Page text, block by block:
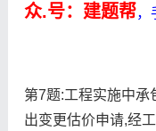
众.号：建题帮，
第7题:工程实施中承
出变更估价申请,经